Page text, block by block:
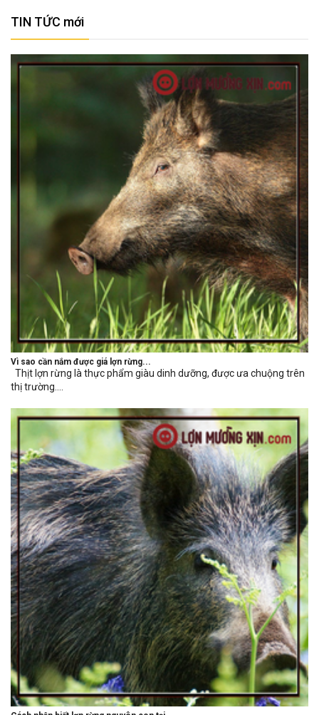
TIN TỨC mới
Vì sao cần nắm được giá lợn rừng...
Thịt lợn rừng là thực phẩm giàu dinh dưỡng, được ưa chuộng trên
thị trường....